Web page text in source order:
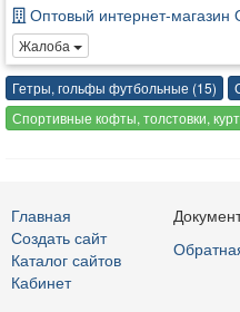
Оптовый интернет-магазин
Жалоба
Гетры, гольфы футбольные (15)
Спортивные кофты, толстовки,
Главная
Создать сайт
Каталог сайтов
Кабинет